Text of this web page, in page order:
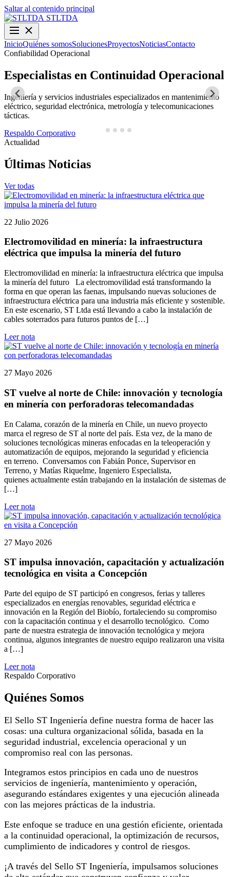
Saltar al contenido principal
STLTDA
InicioQuiénes somosSolucionesProyectosNoticiasContacto
Confiabilidad Operacional
Especialistas en Continuidad Operacional
Ingeniería y servicios industriales especializados en mantenimiento
eléctrico, seguridad electrónica, metrología y telecomunicaciones
tácticas.
Respaldo Corporativo
Actualidad
Últimas Noticias
Ver todas
22 Julio 2026
Electromovilidad en minería: la infraestructura
eléctrica que impulsa la minería del futuro
Electromovilidad en minería: la infraestructura eléctrica que impulsa
la minería del futuro La electromovilidad está transformando la
forma en que operan las faenas, impulsando nuevas soluciones de
infraestructura eléctrica para una industria más eficiente y sostenible.
En este escenario, ST Ltda está llevando a cabo la instalación de
cables soterrados para futuros puntos de […]
Leer nota
27 Mayo 2026
ST vuelve al norte de Chile: innovación y tecnología
en minería con perforadoras telecomandadas
En Calama, corazón de la minería en Chile, un nuevo proyecto
marca el regreso de ST al norte del país. Esta vez, de la mano de
soluciones tecnológicas mineras enfocadas en la teleoperación y
automatización de equipos, mejorando la seguridad y eficiencia
en terreno. Conversamos con Fabián Ponce, Supervisor en
Terreno, y Matías Riquelme, Ingeniero Especialista,
quienes actualmente están trabajando en la instalación de sistemas de
[…]
Leer nota
27 Mayo 2026
ST impulsa innovación, capacitación y actualización
tecnológica en visita a Concepción
Parte del equipo de ST participó en congresos, ferias y talleres
especializados en energías renovables, seguridad eléctrica e
innovación en la Región del Biobío, fortaleciendo su compromiso
con la capacitación continua y el desarrollo tecnológico. Como
parte de nuestra estrategia de innovación tecnológica y mejora
continua, algunos integrantes de nuestro equipo realizaron una visita
a […]
Leer nota
Respaldo Corporativo
Quiénes Somos
El Sello ST Ingeniería define nuestra forma de hacer las
cosas: una cultura organizacional sólida, basada en la
seguridad industrial, excelencia operacional y un
compromiso real con las personas.
Integramos estos principios en cada uno de nuestros
servicios de ingeniería, mantenimiento y operación,
asegurando estándares exigentes y una ejecución alineada
con las mejores prácticas de la industria.
Este enfoque se traduce en una gestión eficiente, orientada
a la continuidad operacional, la optimización de recursos,
cumplimiento de indicadores y control de riesgos.
¡A través del Sello ST Ingeniería, impulsamos soluciones